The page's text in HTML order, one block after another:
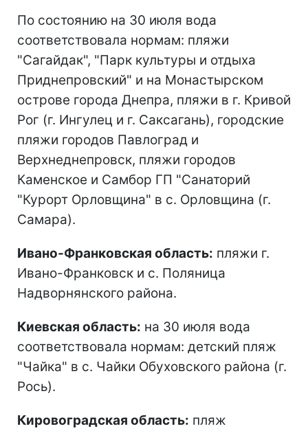
По состоянию на 30 июля вода
соответствовала нормам: пляжи
"Сагайдак", "Парк культуры и отдыха
Приднепровский" и на Монастырском
острове города Днепра, пляжи в г. Кривой
Рог (г. Ингулец и г. Саксагань), городские
пляжи городов Павлоград и
Верхнеднепровск, пляжи городов
Каменское и Самбор ГП "Санаторий
"Курорт Орловщина" в с. Орловщина (г.
Самара).
Ивано-Франковская область: пляжи г.
Ивано-Франковск и с. Поляница
Надворнянского района.
Киевская область: на 30 июля вода
соответствовала нормам: детский пляж
"Чайка" в с. Чайки Обуховского района (г.
Рось).
Кировоградская область: пляж